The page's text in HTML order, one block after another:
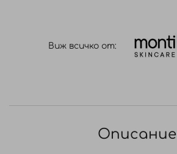
Виж всичко от:
Описание